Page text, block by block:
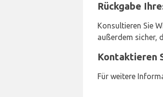
Rückgabe
Konsultieren Sie
außerdem sicher,
Kontaktieren
Für weitere